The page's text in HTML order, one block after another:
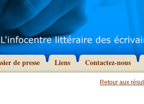
de presse Liens Contactez-nous
Retour aux